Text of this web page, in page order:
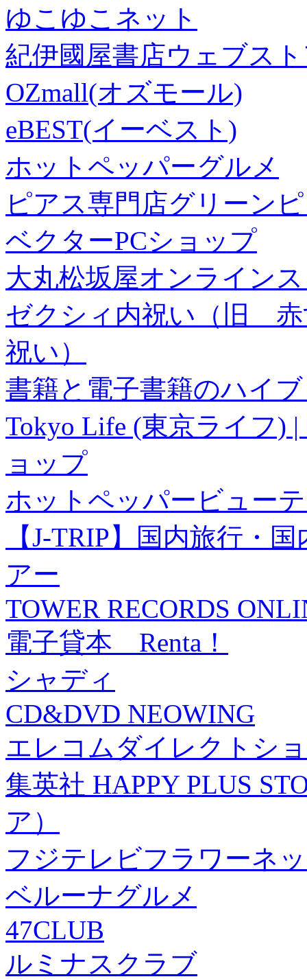
ゆこゆこネット
紀伊國屋書店ウェブス
OZmall(オズモール)
eBEST(イーベスト)
ホットペッパーグルメ
ピアス専門店グリーン
ベクターPCショップ
大丸松坂屋オンライン
ゼクシィ内祝い（旧 赤
祝い）
書籍と電子書籍のハイ
Tokyo Life (東京ライフ)
ョップ
ホットペッパービュー
【J-TRIP】国内旅行・
アー
TOWER RECORDS
電子貸本 Renta！
シャディ
CD&DVD NEOWING
エレコムダイレクトシ
集英社 HAPPY PLUS
ア）
フジテレビフラワーネ
ベルーナグルメ
47CLUB
ルミナスクラブ